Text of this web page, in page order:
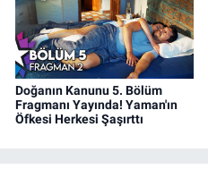
Doğanın Kanunu 5. Bölüm
Fragmanı Yayında! Yaman'ın
Öfkesi Herkesi Şaşırttı